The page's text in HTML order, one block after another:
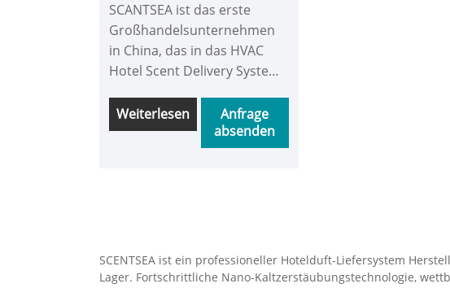
SCANTSEA ist das erste
Großhandelsunternehmen
in China, das in das HVAC
Hotel Scent Delivery System
letzten 10 Jahren haben wir
in unserem Forschungs- und
Entwicklungsprozess
Umgebungen mit hohen
Temperaturen oder in
Weiterlesen
Anfrage
absenden
SCENTSEA ist ein professioneller Hotelduft-Liefersystem
Lager. Fortschrittliche Nano-Kaltzerstäubungstechnologie,